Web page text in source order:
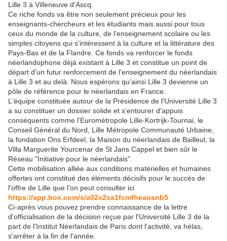
Lille 3 à Villeneuve d'Ascq.
Ce riche fonds va être non seulement précieux pour les
enseignants-chercheurs et les étudiants mais aussi pour tous
ceux du monde de la culture, de l'enseignement scolaire ou les
simples citoyens qui s'intéressent à la culture et la littérature des
Pays-Bas et de la Flandre. Ce fonds va renforcer le fonds
néerlandophone dèjà existant à Lille 3 et constitue un point de
départ d'un futur renforcement de l'enseignement du néerlandais
à Lille 3 et au delà. Nous espérons qu'ainsi Lille 3 devienne un
pôle de référence pour le néerlandais en France.
L'équipe constituée autour de la Présidence de l'Université Lille 3
a su constituer un dossier solide et s'entourer d'appuis
conséquents comme l'Eurométropole Lille-Kortrijk-Tournai, le
Conseil Général du Nord, Lille Métropole Communauté Urbaine,
la fondation Ons Erfdeel, la Maison du néerlandais de Bailleul, la
Villa Marguerite Yourcenar de St Jans Cappel et bien sûr le
Réseau "Initiative pour le néerlandais".
Cette mobilisation alliée aux conditions matérielles et humaines
offertes ont constitué des éléments décisifs pour le succès de
l'offre de Lille que l'on peut consulter ici
https://app.box.com/s/a02x2sa1fcmfheaoanb5
Ci-après vous pouvez prendre connaissance de la lettre
d'officialisation de la décision reçue par l'Université Lille 3 de la
part de l'Institut Néerlandais de Paris dont l'activité, va hélas,
s'arrêter à la fin de l'année.